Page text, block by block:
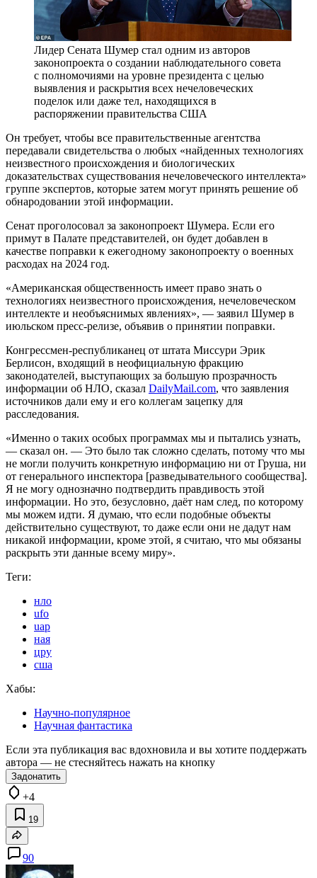
Лидер Сената Шумер стал одним из авторов
законопроекта о создании наблюдательного совета
с полномочиями на уровне президента с целью
выявления и раскрытия всех нечеловеческих
поделок или даже тел, находящихся в
распоряжении правительства США
Он требует, чтобы все правительственные агентства
передавали свидетельства о любых «найденных технологиях
неизвестного происхождения и биологических
доказательствах существования нечеловеческого интеллекта»
группе экспертов, которые затем могут принять решение об
обнародовании этой информации.
Сенат проголосовал за законопроект Шумера. Если его
примут в Палате представителей, он будет добавлен в
качестве поправки к ежегодному законопроекту о военных
расходах на 2024 год.
«Американская общественность имеет право знать о
технологиях неизвестного происхождения, нечеловеческом
интеллекте и необъяснимых явлениях», — заявил Шумер в
июльском пресс-релизе, объявив о принятии поправки.
Конгрессмен-республиканец от штата Миссури Эрик
Берлисон, входящий в неофициальную фракцию
законодателей, выступающих за большую прозрачность
информации об НЛО, сказал DailyMail.com, что заявления
источников дали ему и его коллегам зацепку для
расследования.
«Именно о таких особых программах мы и пытались узнать,
— сказал он. — Это было так сложно сделать, потому что мы
не могли получить конкретную информацию ни от Груша, ни
от генерального инспектора [разведывательного сообщества].
Я не могу однозначно подтвердить правдивость этой
информации. Но это, безусловно, даёт нам след, по которому
мы можем идти. Я думаю, что если подобные объекты
действительно существуют, то даже если они не дадут нам
никакой информации, кроме этой, я считаю, что мы обязаны
раскрыть эти данные всему миру».
Теги:
нло
ufo
uap
ная
цру
сша
Хабы:
Научно-популярное
Научная фантастика
Если эта публикация вас вдохновила и вы хотите поддержать
автора — не стесняйтесь нажать на кнопку
Задонатить
+4
19
90